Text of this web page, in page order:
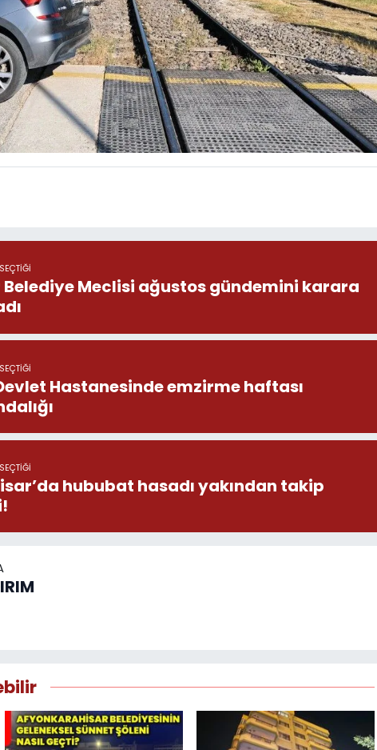
Belediye Meclisi ağustos gündemini karara
Hastanesinde emzirme haftası
hububat hasadı yakından takip